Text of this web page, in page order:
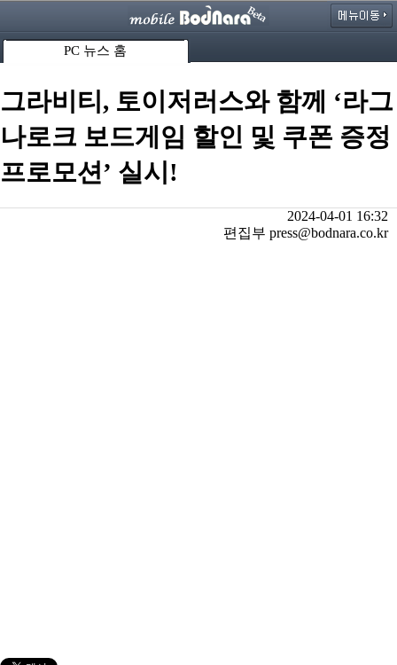
PC 뉴스 홈
그라비티, 토이저러스와 함께 ‘라그
나로크 보드게임 할인 및 쿠폰 증정
프로모션’ 실시!
2024-04-01 16:32
편집부 press@bodnara.co.kr